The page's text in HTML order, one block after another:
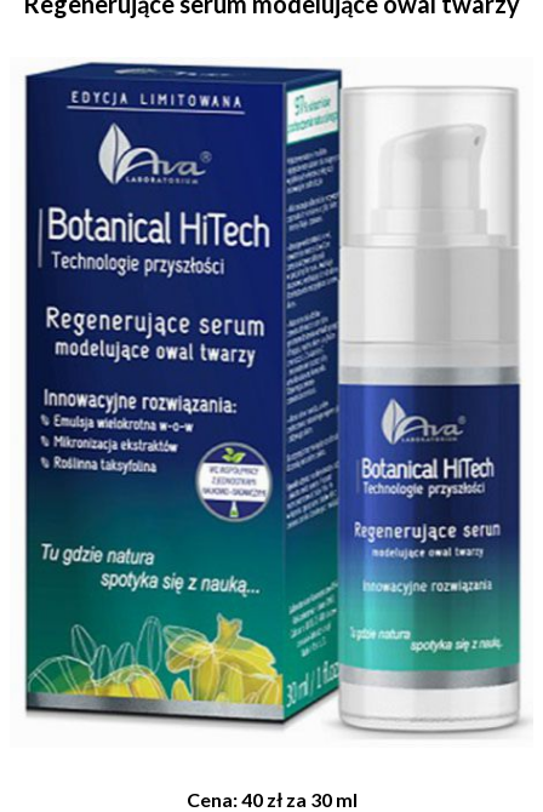
Cena: 40 zł za 30 ml